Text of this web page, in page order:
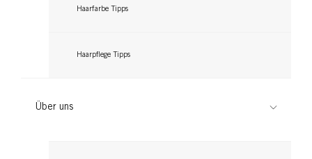
Haarfarbe Tipps
Haarpflege Tipps
Über uns